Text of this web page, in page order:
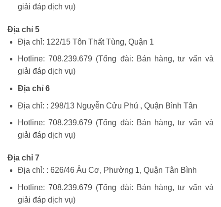
giải đáp dịch vụ)
Địa chỉ 5
Địa chỉ: 122/15 Tôn Thất Tùng, Quận 1
Hotline: 708.239.679 (Tổng đài: Bán hàng, tư vấn và
giải đáp dịch vụ)
Địa chỉ 6
Địa chỉ: : 298/13 Nguyễn Cửu Phú , Quận Bình Tân
Hotline: 708.239.679 (Tổng đài: Bán hàng, tư vấn và
giải đáp dịch vụ)
Địa chỉ 7
Địa chỉ: : 626/46 Âu Cơ, Phường 1, Quận Tân Bình
Hotline: 708.239.679 (Tổng đài: Bán hàng, tư vấn và
giải đáp dịch vụ)